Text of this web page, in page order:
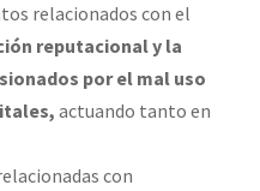
relacionados con el
reputacional y la
por el mal uso
actuando tanto en
con